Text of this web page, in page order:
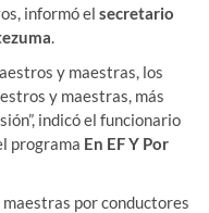
informó elsecretario
.
y maestras, los
y maestras, más
indicó el funcionario
programa En EF Y Por
por conductores